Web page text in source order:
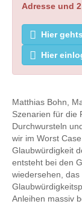
Adresse und
Hier
Hier
Matthias Bohn,
Szenarien für die
Durchwursteln
wir im Worst
Glaubwürdigkeit
entsteht bei den
wiedersehen,
Anleihen massiv